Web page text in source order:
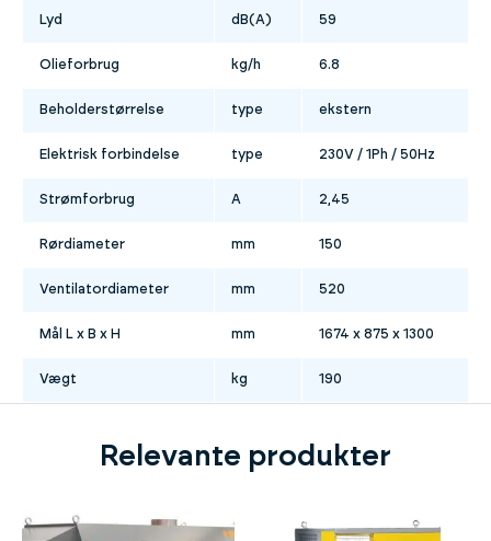
Lyd dB(A) 59
Olieforbrug kg/h 6.8
Beholderstørrelse type ekstern
Elektrisk forbindelse type 230V / 1Ph / 50Hz
Strømforbrug A 2,45
Rørdiameter mm 150
Ventilatordiameter mm 520
Mål L x B x H mm 1674 x 875 x 1300
Vægt kg 190
Relevante produkter